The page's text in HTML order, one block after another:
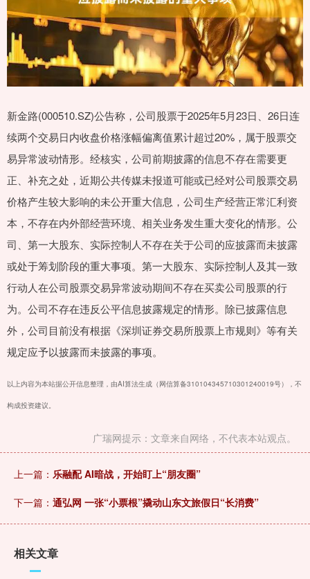
新金路(000510.SZ)公告称，公司股票于2025年5月23日、26日连
续两个交易日内收盘价格涨幅偏离值累计超过20%，属于股票交
易异常波动情形。经核实，公司前期披露的信息不存在需要更
正、补充之处，近期公共传媒未报道可能或已经对公司股票交易
价格产生较大影响的未公开重大信息，公司生产经营正常汇利资
本，不存在内外部经营环境、相关业务发生重大变化的情形。公
司、第一大股东、实际控制人不存在关于公司的应披露而未披露
或处于筹划阶段的重大事项。第一大股东、实际控制人及其一致
行动人在公司股票交易异常波动期间不存在买卖公司股票的行
为。公司不存在违反公平信息披露规定的情形。除已披露信息
外，公司目前没有根据《深圳证券交易所股票上市规则》等有关
规定应予以披露而未披露的事项。
以上内容为本站据公开信息整理，由AI算法生成（网信算备310104345710301240019号），不
构成投资建议。
广瑞网提示：文章来自网络，不代表本站观点。
上一篇： 乐融配 AI暗战，开始盯上“朋友圈”
下一篇： 通弘网 一张“小票根”撬动山东文旅假日“长消费”
相关文章